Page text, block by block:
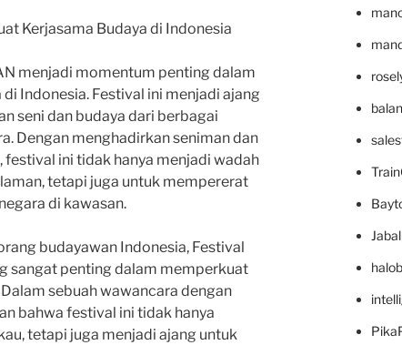
Kerjasama Budaya di Indonesia
menjadi momentum penting dalam
Indonesia. Festival ini menjadi ajang
seni dan budaya dari berbagai
Dengan menghadirkan seniman dan
festival ini tidak hanya menjadi wadah
tetapi juga untuk mempererat
di kawasan.
budayawan Indonesia, Festival
sangat penting dalam memperkuat
sebuah wawancara dengan
bahwa festival ini tidak hanya
tetapi juga menjadi ajang untuk